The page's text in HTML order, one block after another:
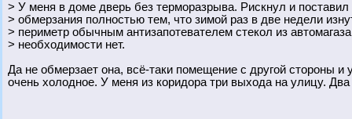
> У меня в доме дверь без терморазрыва. Рискнул и
> обмерзания полностью тем, что зимой раз в две недели
> периметр обычным антизапотевателем стекол из
> необходимости нет.
Да не обмерзает она, всё-таки помещение с другой стороны
очень холодное. У меня из коридора три выхода на улицу.